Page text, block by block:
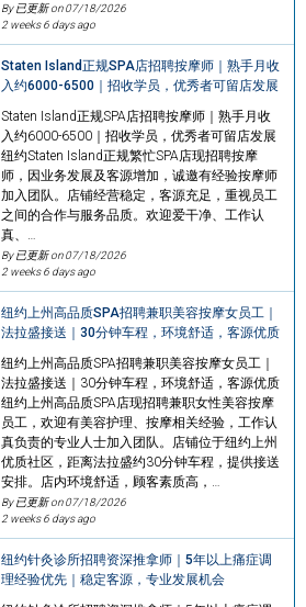
By 已更新 on07/18/2026
2 weeks 6 days ago
Staten Island正规SPA店招聘按摩师｜熟手月收
入约6000-6500｜招收学员，优秀者可留店发展
Staten Island正规SPA店招聘按摩师｜熟手月收
入约6000-6500｜招收学员，优秀者可留店发展
纽约Staten Island正规繁忙SPA店现招聘按摩
师，因业务发展及客源增加，诚邀有经验按摩师
加入团队。店铺经营稳定，客源充足，重视员工
之间的合作与服务品质。欢迎爱干净、工作认
真、…
By 已更新 on07/18/2026
2 weeks 6 days ago
纽约上州高品质SPA招聘兼职美容按摩女员工｜
法拉盛接送｜30分钟车程，环境舒适，客源优质
纽约上州高品质SPA招聘兼职美容按摩女员工｜
法拉盛接送｜30分钟车程，环境舒适，客源优质
纽约上州高品质SPA店现招聘兼职女性美容按摩
员工，欢迎有美容护理、按摩相关经验，工作认
真负责的专业人士加入团队。店铺位于纽约上州
优质社区，距离法拉盛约30分钟车程，提供接送
安排。店内环境舒适，顾客素质高，…
By 已更新 on07/18/2026
2 weeks 6 days ago
纽约针灸诊所招聘资深推拿师｜5年以上痛症调
理经验优先｜稳定客源，专业发展机会